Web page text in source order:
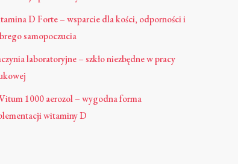
D Forte – wsparcie dla kości, odporności i
samopoczucia
laboratoryjne – szkło niezbędne w pracy
1000 aerozol – wygodna forma
witaminy D